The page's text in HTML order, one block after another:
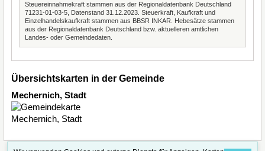
Steuereinnahmekraft stammen aus der Regionaldatenbank Deutschland
71231-01-03-5, Datenstand 31.12.2023. Steuerkraft, Kaufkraft und
Einzelhandelskaufkraft stammen aus BBSR INKAR. Hebesätze stammen
aus der Regionaldatenbank Deutschland bzw. aktuelleren amtlichen
Landes- oder Gemeindedaten.
Übersichtskarten in der Gemeinde
Mechernich, Stadt